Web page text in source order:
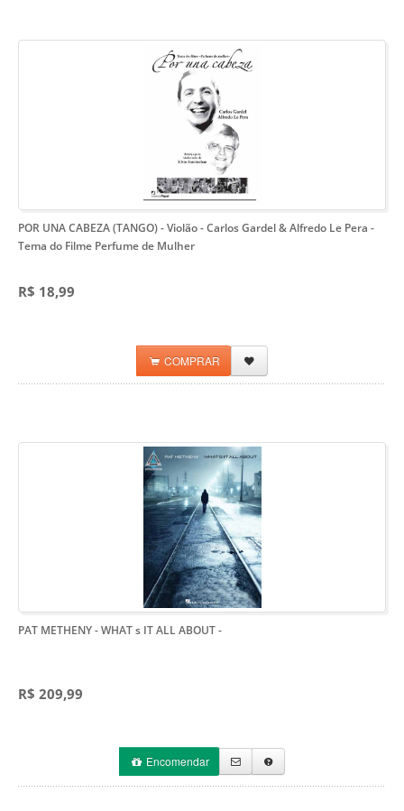
POR UNA CABEZA (TANGO) - Violão - Carlos Gardel & Alfredo Le Pera -
Tema do Filme Perfume de Mulher
R$ 18,99
COMPRAR
PAT METHENY - WHAT s IT ALL ABOUT-
R$ 209,99
Encomendar